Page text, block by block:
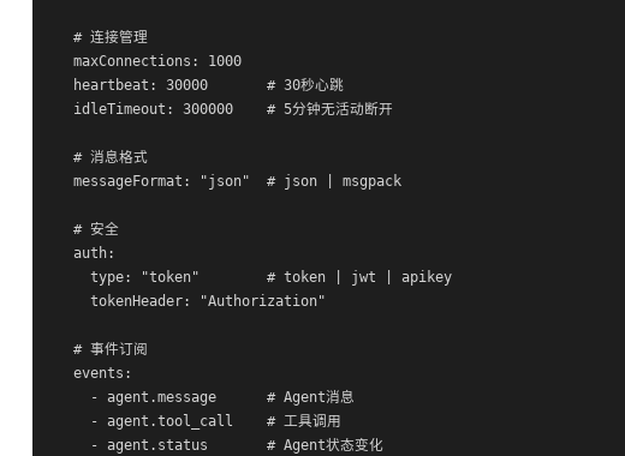
  # 连接管理
  maxConnections: 1000
  heartbeat: 30000       # 30秒心跳
  idleTimeout: 300000    # 5分钟无活动断开
  # 消息格式
  messageFormat: "json"  # json | msgpack
  # 安全
  auth:
    type: "token"        # token | jwt | apikey
    tokenHeader: "Authorization"
  # 事件订阅
  events:
    - agent.message      # Agent消息
    - agent.tool_call    # 工具调用
    - agent.status       # Agent状态变化